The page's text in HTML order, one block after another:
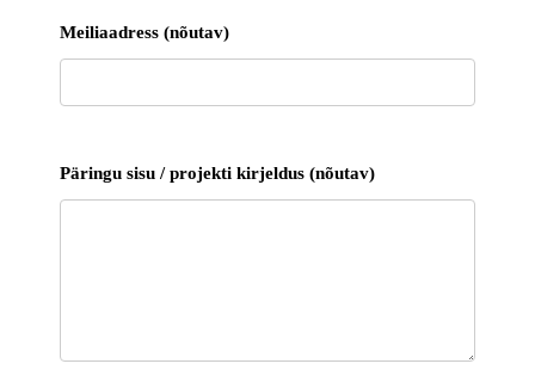
Meiliaadress (nõutav)
Päringu sisu / projekti kirjeldus (nõutav)